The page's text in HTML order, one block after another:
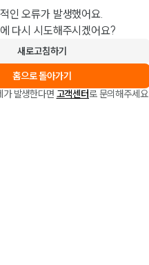
인 오류가 발생했어요.
다시 시도해주시겠어요?
새로고침하기
홈으로 돌아가기
가 발생한다면 고객센터로 문의해주세요.